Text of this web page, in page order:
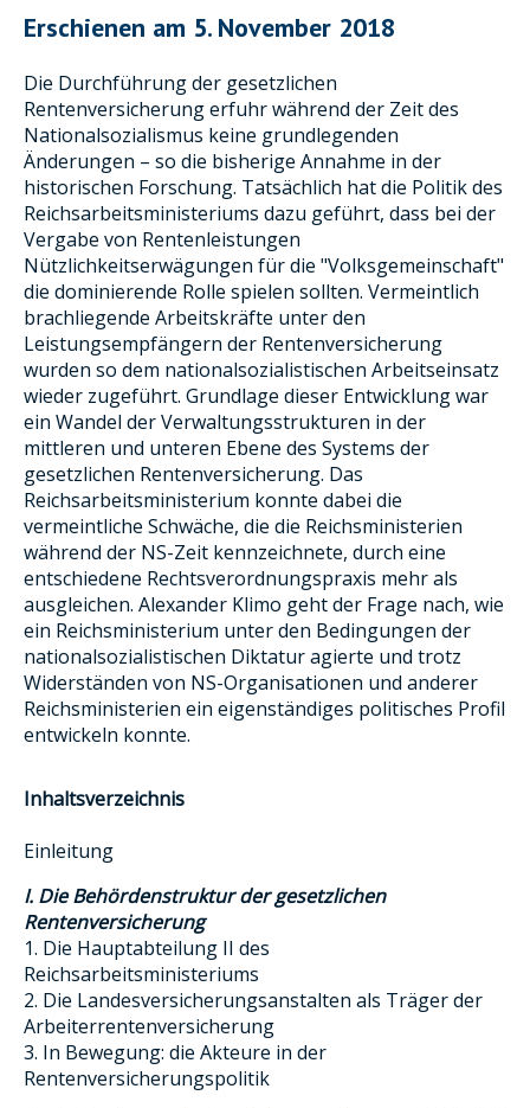
Erschienen am 5. November 2018
Die Durchführung der gesetzlichen
Rentenversicherung erfuhr während der Zeit des
Nationalsozialismus keine grundlegenden
Änderungen – so die bisherige Annahme in der
historischen Forschung. Tatsächlich hat die Politik des
Reichsarbeitsministeriums dazu geführt, dass bei der
Vergabe von Rentenleistungen
Nützlichkeitserwägungen für die "Volksgemeinschaft"
die dominierende Rolle spielen sollten. Vermeintlich
brachliegende Arbeitskräfte unter den
Leistungsempfängern der Rentenversicherung
wurden so dem nationalsozialistischen Arbeitseinsatz
wieder zugeführt. Grundlage dieser Entwicklung war
ein Wandel der Verwaltungsstrukturen in der
mittleren und unteren Ebene des Systems der
gesetzlichen Rentenversicherung. Das
Reichsarbeitsministerium konnte dabei die
vermeintliche Schwäche, die die Reichsministerien
während der NS-Zeit kennzeichnete, durch eine
entschiedene Rechtsverordnungspraxis mehr als
ausgleichen. Alexander Klimo geht der Frage nach, wie
ein Reichsministerium unter den Bedingungen der
nationalsozialistischen Diktatur agierte und trotz
Widerständen von NS-Organisationen und anderer
Reichsministerien ein eigenständiges politisches Profil
entwickeln konnte.
Inhaltsverzeichnis
Einleitung
I. Die Behördenstruktur der gesetzlichen
Rentenversicherung
1. Die Hauptabteilung II des
Reichsarbeitsministeriums
2. Die Landesversicherungsanstalten als Träger der
Arbeiterrentenversicherung
3. In Bewegung: die Akteure in der
Rentenversicherungspolitik